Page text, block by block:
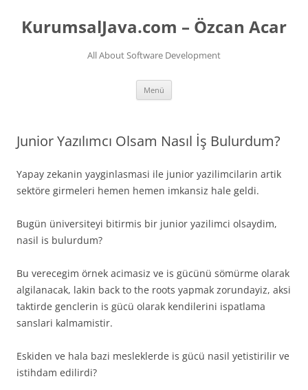
KurumsalJava.com – Özcan Acar
All About Software Development
Menü
Junior Yazılımcı Olsam Nasıl İş Bulurdum?
Yapay zekanin yayginlasmasi ile junior yazilimcilarin artik
sektöre girmeleri hemen hemen imkansiz hale geldi.
Bugün üniversiteyi bitirmis bir junior yazilimci olsaydim,
nasil is bulurdum?
Bu verecegim örnek acimasiz ve is gücünü sömürme olarak
algilanacak, lakin back to the roots yapmak zorundayiz, aksi
taktirde genclerin is gücü olarak kendilerini ispatlama
sanslari kalmamistir.
Eskiden ve hala bazi mesleklerde is gücü nasil yetistirilir ve
istihdam edilirdi?